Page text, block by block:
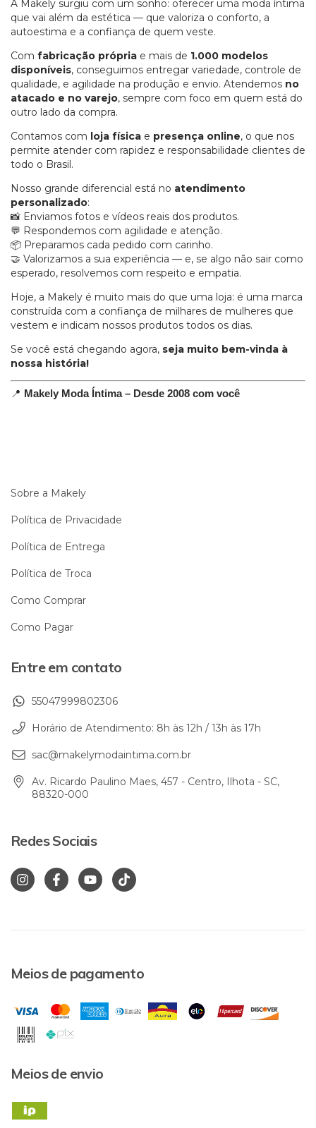
A Makely surgiu com um sonho: oferecer uma moda íntima
que vai além da estética — que valoriza o conforto, a
autoestima e a confiança de quem veste.
Com fabricação própria e mais de 1.000 modelos
disponíveis, conseguimos entregar variedade, controle de
qualidade, e agilidade na produção e envio. Atendemos no
atacado e no varejo, sempre com foco em quem está do
outro lado da compra.
Contamos com loja física e presença online, o que nos
permite atender com rapidez e responsabilidade clientes de
todo o Brasil.
Nosso grande diferencial está no atendimento
personalizado:
📸 Enviamos fotos e vídeos reais dos produtos.
💬 Respondemos com agilidade e atenção.
📦 Preparamos cada pedido com carinho.
🤝 Valorizamos a sua experiência — e, se algo não sair como
esperado, resolvemos com respeito e empatia.
Hoje, a Makely é muito mais do que uma loja: é uma marca
construída com a confiança de milhares de mulheres que
vestem e indicam nossos produtos todos os dias.
Se você está chegando agora, seja muito bem-vinda à
nossa história!
📍 Makely Moda Íntima – Desde 2008 com você
Sobre a Makely
Política de Privacidade
Política de Entrega
Política de Troca
Como Comprar
Como Pagar
Entre em contato
55047999802306
Horário de Atendimento: 8h às 12h / 13h às 17h
sac@makelymodaintima.com.br
Av. Ricardo Paulino Maes, 457 - Centro, Ilhota - SC,
88320-000
Redes Sociais
Meios de pagamento
Meios de envio